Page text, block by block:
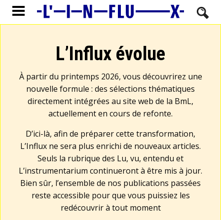
L’Influx évolue
À partir du printemps 2026, vous découvrirez une
nouvelle formule : des sélections thématiques
directement intégrées au site web de la BmL,
actuellement en cours de refonte.
D’ici-là, afin de préparer cette transformation,
L’Influx ne sera plus enrichi de nouveaux articles.
Seuls la rubrique des Lu, vu, entendu et
L’instrumentarium continueront à être mis à jour.
Bien sûr, l’ensemble de nos publications passées
reste accessible pour que vous puissiez les
redécouvrir à tout moment